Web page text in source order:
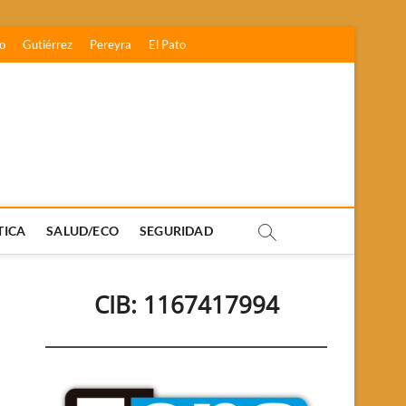
Gutiérrez Pereyra El Pato
SALUD/ECO SEGURIDAD
CIB: 1167417994